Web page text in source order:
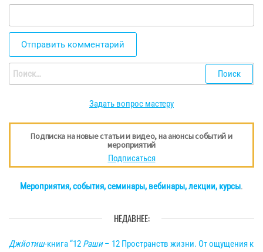
Найти:
Задать вопрос мастеру
Подписка на новые статьи и видео, на анонсы событий и
мероприятий
Подписаться
Мероприятия, события, семинары, вебинары, лекции, курсы.
НЕДАВНЕЕ:
Джйотиш-книга “12 Раши– 12 Пространств жизни. От ощущения к